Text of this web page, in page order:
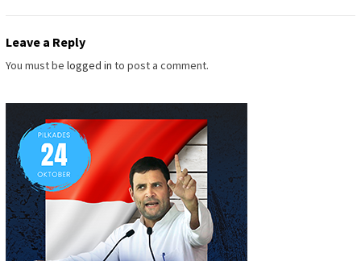
Leave a Reply
You must be logged in to post a comment.